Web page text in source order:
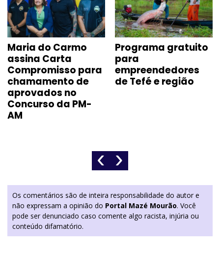
Maria do Carmo
assina Carta
Compromisso para
chamamento de
aprovados no
Concurso da PM-
AM
Programa gratuito
para
empreendedores
de Tefé e região
‹ ›
Os comentários são de inteira responsabilidade do autor e
não expressam a opinião do Portal Mazé Mourão. Você
pode ser denunciado caso comente algo racista, injúria ou
conteúdo difamatório.